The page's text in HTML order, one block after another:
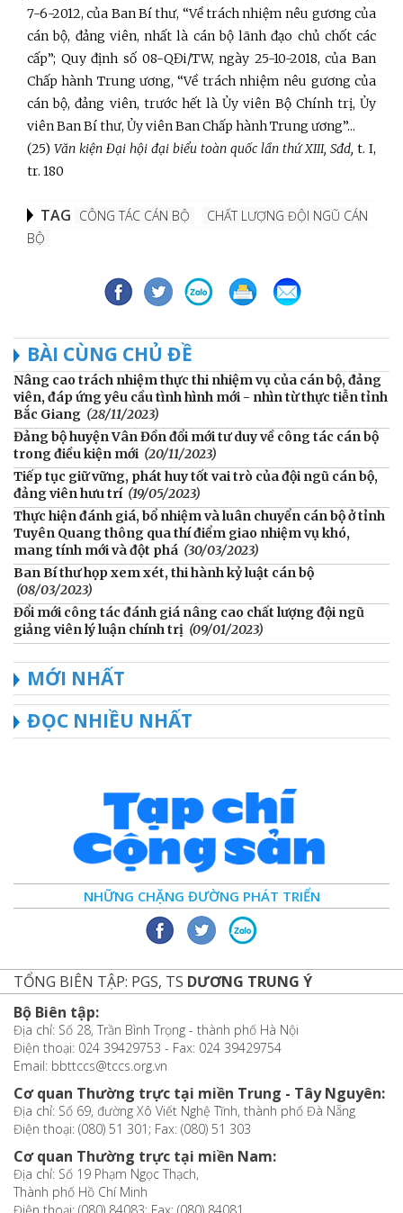
7-6-2012, của Ban Bí thư, “Về trách nhiệm nêu gương của
cán bộ, đảng viên, nhất là cán bộ lãnh đạo chủ chốt các
cấp”; Quy định số 08-QĐi/TW, ngày 25-10-2018, của Ban
Chấp hành Trung ương, “Về trách nhiệm nêu gương của
cán bộ, đảng viên, trước hết là Ủy viên Bộ Chính trị, Ủy
viên Ban Bí thư, Ủy viên Ban Chấp hành Trung ương”...
(25) Văn kiện Đại hội đại biểu toàn quốc lần thứ XIII, Sđd, t. I,
tr. 180
TAG CÔNG TÁC CÁN BỘ
CHẤT LƯỢNG ĐỘI NGŨ CÁN
BỘ
BÀI CÙNG CHỦ ĐỀ
Nâng cao trách nhiệm thực thi nhiệm vụ của cán bộ, đảng
viên, đáp ứng yêu cầu tình hình mới - nhìn từ thực tiễn tỉnh
Bắc Giang (28/11/2023)
Đảng bộ huyện Vân Đồn đổi mới tư duy về công tác cán bộ
trong điều kiện mới (20/11/2023)
Tiếp tục giữ vững, phát huy tốt vai trò của đội ngũ cán bộ,
đảng viên hưu trí (19/05/2023)
Thực hiện đánh giá, bổ nhiệm và luân chuyển cán bộ ở tỉnh
Tuyên Quang thông qua thí điểm giao nhiệm vụ khó,
mang tính mới và đột phá (30/03/2023)
Ban Bí thư họp xem xét, thi hành kỷ luật cán bộ
(08/03/2023)
Đổi mới công tác đánh giá nâng cao chất lượng đội ngũ
giảng viên lý luận chính trị (09/01/2023)
MỚI NHẤT
ĐỌC NHIỀU NHẤT
NHỮNG CHẶNG ĐƯỜNG PHÁT TRIỂN
TỔNG BIÊN TẬP: PGS, TS DƯƠNG TRUNG Ý
Bộ Biên tập:
Địa chỉ: Số 28, Trần Bình Trọng - thành phố Hà Nội
Điện thoại: 024 39429753 - Fax: 024 39429754
Email: bbttccs@tccs.org.vn
Cơ quan Thường trực tại miền Trung - Tây Nguyên:
Địa chỉ: Số 69, đường Xô Viết Nghệ Tĩnh, thành phố Đà Nẵng
Điện thoại: (080) 51 301; Fax: (080) 51 303
Cơ quan Thường trực tại miền Nam:
Địa chỉ: Số 19 Phạm Ngọc Thạch,
Thành phố Hồ Chí Minh